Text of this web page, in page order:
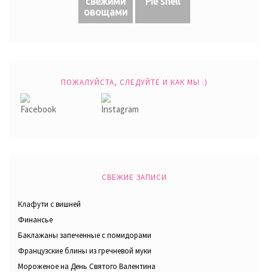
овощами
ПОЖАЛУЙСТА, СЛЕДУЙТЕ И КАК МЫ :)
СВЕЖИЕ ЗАПИСИ
Клафути с вишней
Финансье
Баклажаны запеченные с помидорами
Французские блины из гречневой муки
Мороженое на День Святого Валентина